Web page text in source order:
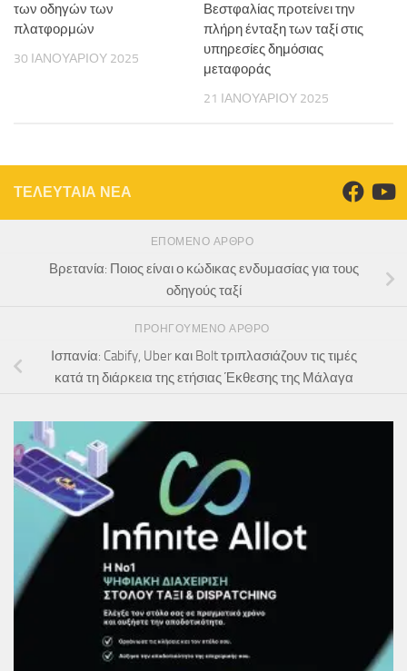
των οδηγών των
πλατφορμών
30 ΙΑΝΟΥΑΡΊΟΥ 2025
Βεστφαλίας προτείνει την
πλήρη ένταξη των ταξί στις
υπηρεσίες δημόσιας
μεταφοράς
21 ΙΑΝΟΥΑΡΊΟΥ 2025
ΤΕΛΕΥΤΑΙΑ ΝΕΑ
ΕΠΌΜΕΝΟ ΆΡΘΡΟ
Βρετανία: Ποιος είναι ο κώδικας ενδυμασίας για τους
οδηγούς ταξί
ΠΡΟΗΓΟΎΜΕΝΟ ΆΡΘΡΟ
Ισπανία: Cabify, Uber και Bolt τριπλασιάζουν τις τιμές
κατά τη διάρκεια της ετήσιας Έκθεσης της Μάλαγα